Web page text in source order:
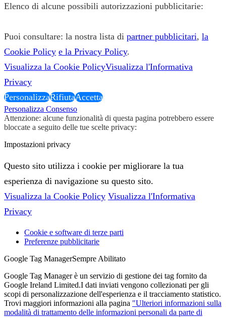
Elenco di alcune possibili autorizzazioni pubblicitarie:
Puoi consultare: la nostra lista di partner pubblicitari, la
Cookie Policy e la Privacy Policy.
Visualizza la Cookie PolicyVisualizza l'Informativa
Privacy
PersonalizzaRifiutaAccetta
Personalizza Consenso
Attenzione: alcune funzionalità di questa pagina potrebbero essere
bloccate a seguito delle tue scelte privacy:
Impostazioni privacy
Questo sito utilizza i cookie per migliorare la tua
esperienza di navigazione su questo sito.
Visualizza la Cookie Policy Visualizza l'Informativa
Privacy
Cookie e software di terze parti
Preferenze pubblicitarie
Google Tag ManagerSempre Abilitato
Google Tag Manager è un servizio di gestione dei tag fornito da
Google Ireland Limited.I dati inviati vengono collezionati per gli
scopi di personalizzazione dell'esperienza e il tracciamento statistico.
Trovi maggiori informazioni alla pagina "Ulteriori informazioni sulla
modalità di trattamento delle informazioni personali da parte di